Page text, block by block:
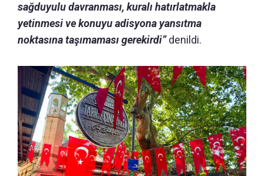
sağduyulu davranması, kuralı hatırlatmakla
yetinmesi ve konuyu adisyona yansıtma
noktasına taşımaması gerekirdi”denildi.